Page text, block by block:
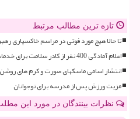
تازه ترین مطالب مرتبط
تا حالا هیچ مورد فوتی در مراسم خاکسپاری
اعلام آمادگی 400 نفر از کادر سلامت برای خدمات رسانی به زوار به علاوه فیلم
انتشار اسامی ماسکهای صورت و کرم های
مزیت ورزش پس از مدرسه برای نوجوانان
نظرات بینندگان در مورد این